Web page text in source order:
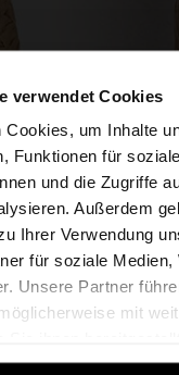
verwendet Cookies
Cookies, um Inhalte
Funktionen für
und die Zugriffe
Außerdem
Ihrer Verwendung
für soziale Medien,
Unsere Partner
mit
Ihrer Nutzung der
Luxembourg auf die
United States
Ja, bringen Sie mich